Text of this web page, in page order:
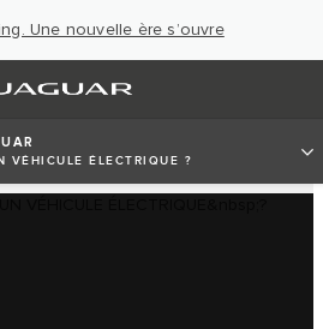
Une nouvelle ère s’ouvre
VÉHICULE ÉLECTRIQUE ?